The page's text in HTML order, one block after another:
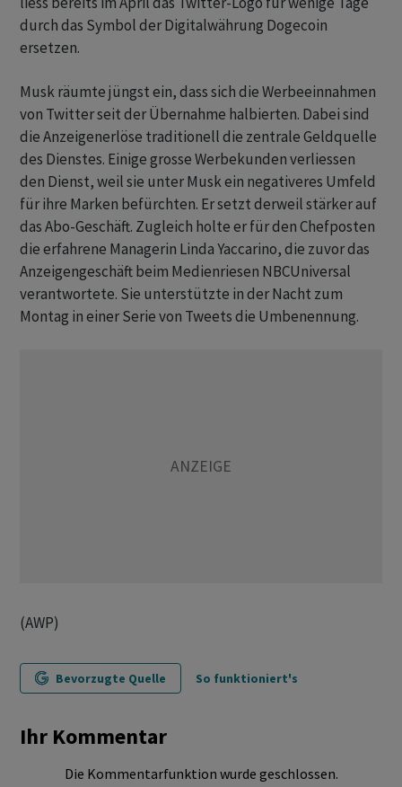
durch das Symbol der Digitalwährung Dogecoin
ersetzen.
Musk räumte jüngst ein, dass sich die Werbeeinnahmen
von Twitter seit der Übernahme halbierten. Dabei sind
die Anzeigenerlöse traditionell die zentrale Geldquelle
des Dienstes. Einige grosse Werbekunden verliessen
den Dienst, weil sie unter Musk ein negativeres Umfeld
für ihre Marken befürchten. Er setzt derweil stärker auf
das Abo-Geschäft. Zugleich holte er für den Chefposten
die erfahrene Managerin Linda Yaccarino, die zuvor das
Anzeigengeschäft beim Medienriesen NBCUniversal
verantwortete. Sie unterstützte in der Nacht zum
Montag in einer Serie von Tweets die Umbenennung.
(AWP)
Bevorzugte Quelle So funktioniert's
Ihr Kommentar
Die Kommentarfunktion wurde geschlossen.